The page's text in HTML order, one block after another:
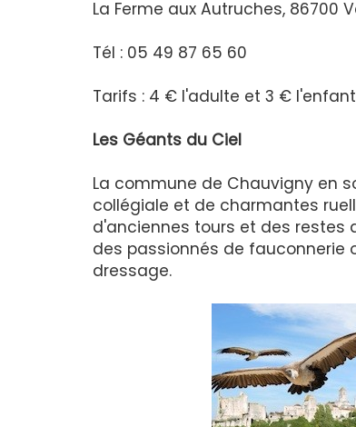
La Ferme aux Autruches, 86700
Tél : 05 49 87 65 60
Tarifs : 4 € l'adulte et 3 € l'enfant
Les Géants du Ciel
La commune de Chauvigny en
collégiale et de charmantes
d'anciennes tours et des restes
des passionnés de fauconnerie
dressage.